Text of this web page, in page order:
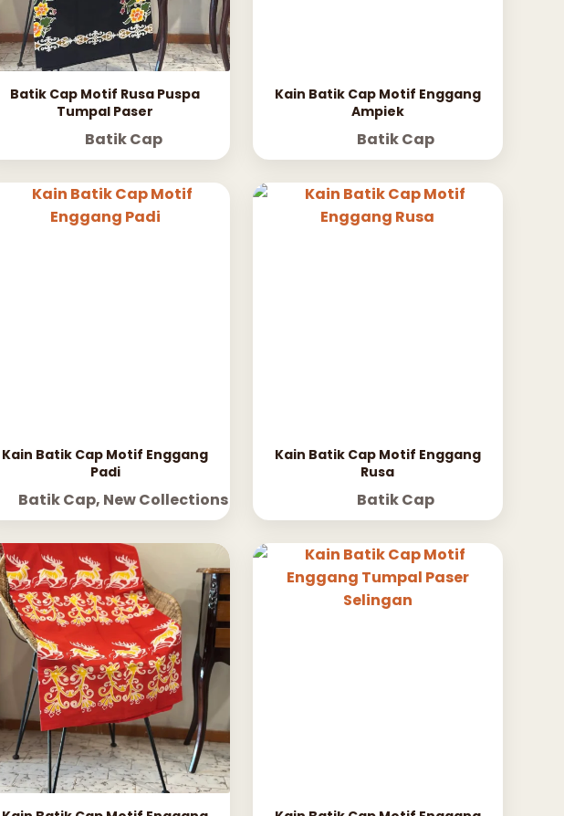
Batik Cap Motif Rusa Puspa
Tumpal Paser
Batik Cap
Kain Batik Cap Motif Enggang
Ampiek
Batik Cap
Kain Batik Cap Motif Enggang
Padi
Batik Cap, New Collections
Kain Batik Cap Motif Enggang
Rusa
Batik Cap